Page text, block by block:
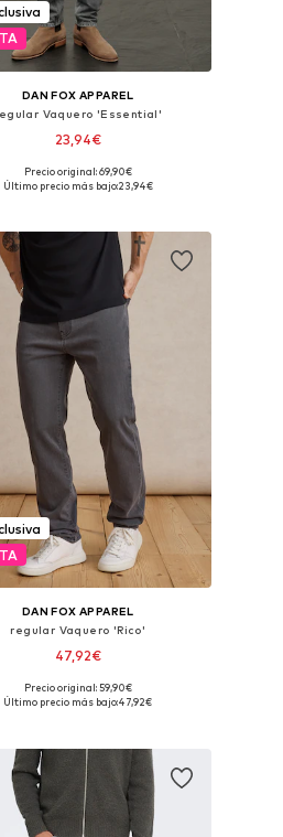
DAN FOX APPAREL
Vaquero 'Essential'
23,94€
disponibles: 30, 31, 32, 33, 34, 36
Precio original: 69,90€
Último precio más bajo:23,94€
DAN FOX APPAREL
regular Vaquero 'Rico'
47,92€
disponibles: 30, 31, 32, 33, 34, 36
Precio original: 59,90€
Último precio más bajo:47,92€